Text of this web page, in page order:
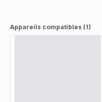
Appareils compatibles (1)